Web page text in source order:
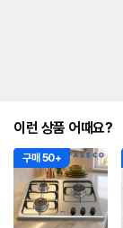
이런 상품 어때요?
구매 50+